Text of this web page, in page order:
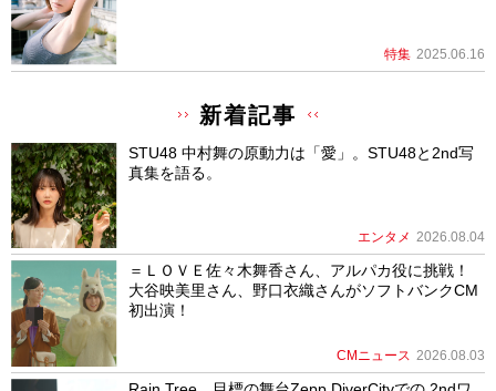
特集 2025.06.16
新着記事
STU48 中村舞の原動力は「愛」。STU48と2nd写
真集を語る。
エンタメ 2026.08.04
＝ＬＯＶＥ佐々木舞香さん、アルパカ役に挑戦！
大谷映美里さん、野口衣織さんがソフトバンクCM
初出演！
CMニュース 2026.08.03